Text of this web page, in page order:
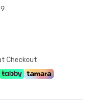
Checkout